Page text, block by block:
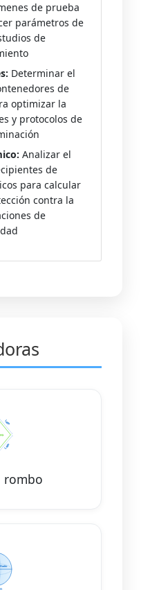
de prueba
parámetros de
de
Determinar el
de
optimizar la
y protocolos de
Analizar el
de
para calcular
contra la
de
rombo